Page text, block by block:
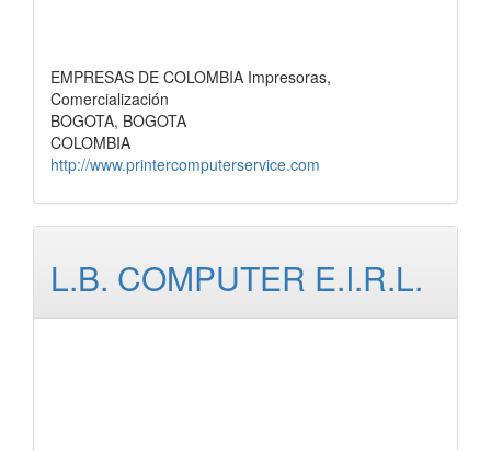
EMPRESAS DE COLOMBIA Impresoras,
Comercialización
BOGOTA, BOGOTA
COLOMBIA
http://www.printercomputerservice.com
L.B. COMPUTER E.I.R.L.